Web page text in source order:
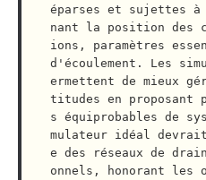
éparses et sujettes
nant la position des
ions, paramètres
d'écoulement. Les
ermettent de mieux
titudes en proposant
s équiprobables de
mulateur idéal
e des réseaux de
onnels, honorant les